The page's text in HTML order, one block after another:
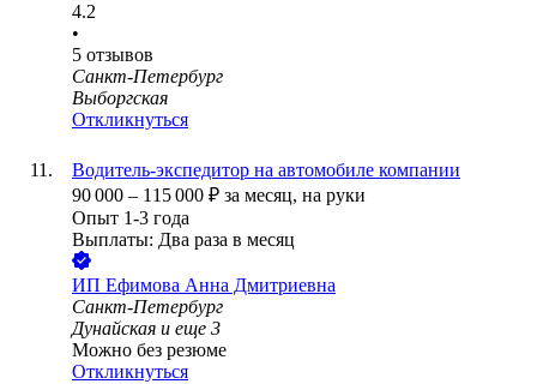
4.2
•
5 отзывов
Санкт-Петербург
Выборгская
Откликнуться
Водитель-экспедитор на автомобиле компании
90 000 – 115 000 ₽ за месяц, на руки
Опыт 1-3 года
Выплаты: Два раза в месяц
ИП Ефимова Анна Дмитриевна
Санкт-Петербург
Дунайская и еще 3
Можно без резюме
Откликнуться